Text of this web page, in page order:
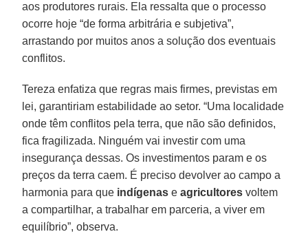
aos produtores rurais. Ela ressalta que o processo
ocorre hoje “de forma arbitrária e subjetiva”,
arrastando por muitos anos a solução dos eventuais
conflitos.
Tereza enfatiza que regras mais firmes, previstas em
lei, garantiriam estabilidade ao setor. “Uma localidade
onde têm conflitos pela terra, que não são definidos,
fica fragilizada. Ninguém vai investir com uma
insegurança dessas. Os investimentos param e os
preços da terra caem. É preciso devolver ao campo a
harmonia para que indígenas eagricultores voltem
a compartilhar, a trabalhar em parceria, a viver em
equilíbrio”, observa.